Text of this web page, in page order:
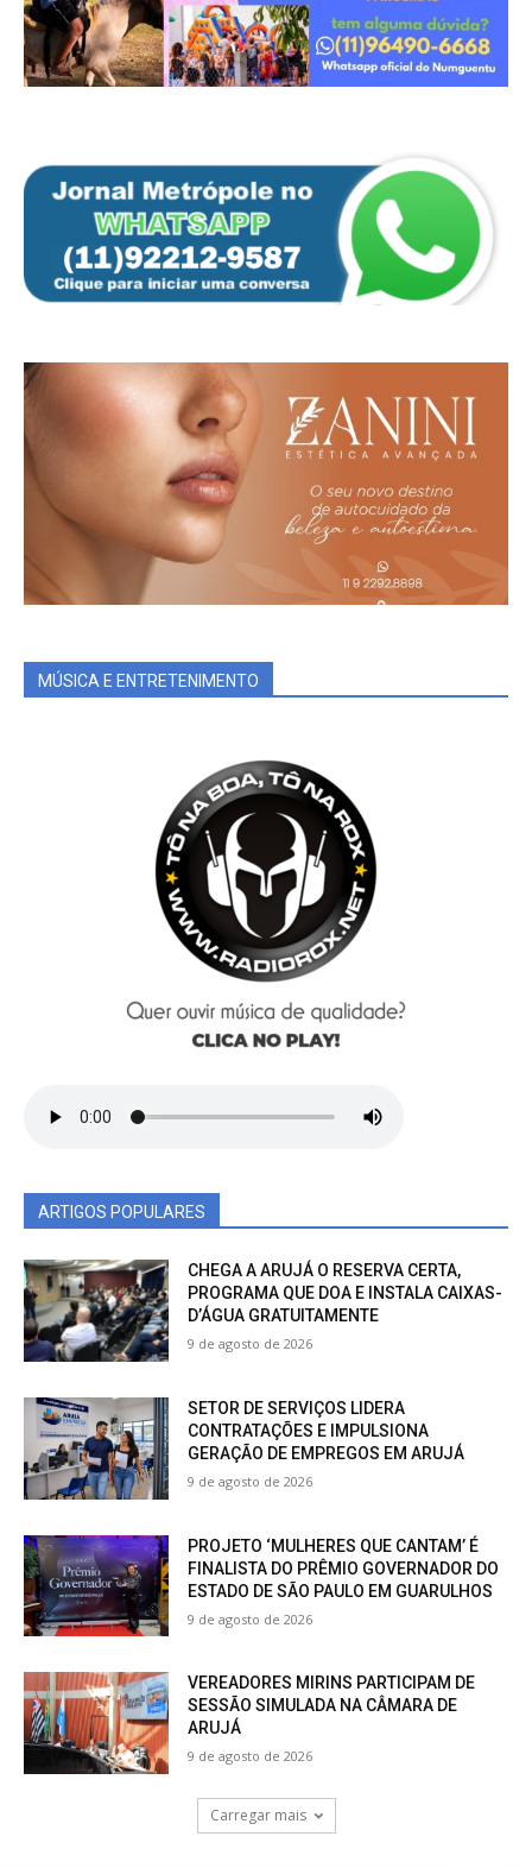
MÚSICA E ENTRETENIMENTO
ARTIGOS POPULARES
CHEGA A ARUJÁ O RESERVA CERTA,
PROGRAMA QUE DOA E INSTALA CAIXAS-
D’ÁGUA GRATUITAMENTE
9 de agosto de 2026
SETOR DE SERVIÇOS LIDERA
CONTRATAÇÕES E IMPULSIONA
GERAÇÃO DE EMPREGOS EM ARUJÁ
9 de agosto de 2026
PROJETO ‘MULHERES QUE CANTAM’ É
FINALISTA DO PRÊMIO GOVERNADOR DO
ESTADO DE SÃO PAULO EM GUARULHOS
9 de agosto de 2026
VEREADORES MIRINS PARTICIPAM DE
SESSÃO SIMULADA NA CÂMARA DE
ARUJÁ
9 de agosto de 2026
Carregar mais